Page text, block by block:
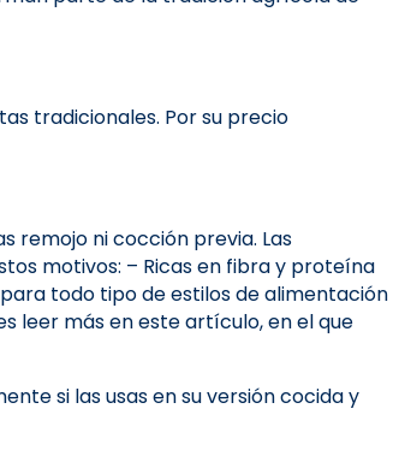
tradicionales. Por su precio
remojo ni cocción previa. Las
motivos: – Ricas en fibra y proteína
todo tipo de estilos de alimentación
leer más en este artículo, en el que
si las usas en su versión cocida y